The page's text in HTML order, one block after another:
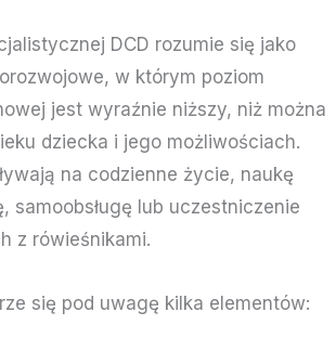
DCD rozumie się jako
w którym poziom
jest wyraźnie niższy, niż można
dziecka i jego możliwościach.
na codzienne życie, naukę
samoobsługę lub uczestniczenie
z rówieśnikami.
się pod uwagę kilka elementów: